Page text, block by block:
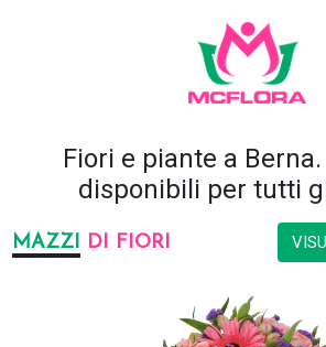
Fiori e piante a
disponibili per tutti
MAZZI DI FIORI